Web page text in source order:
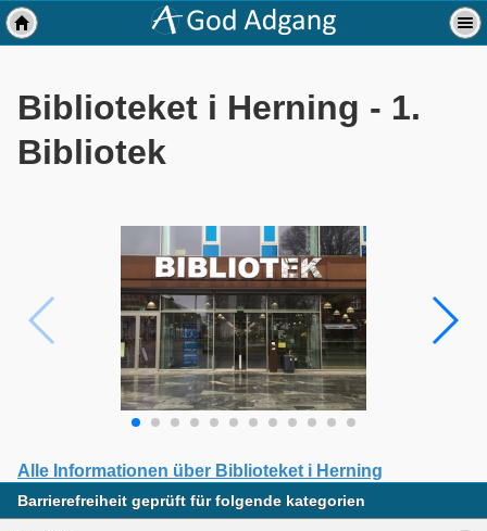
Biblioteket i Herning - 1.
Bibliotek
Alle Informationen über Biblioteket i Herning
Barrierefreiheit geprüft für folgende kategorien